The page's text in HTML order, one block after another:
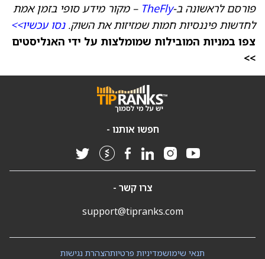
פורסם לראשונה ב-TheFly – מקור מידע סופי בזמן אמת
לחדשות פיננסיות חמות שמזיזות את השוק.נסו עכשיו>>
צפו במניות המובילות שמומלצות על ידי האנליסטים
>>
חפשו אותנו -
צרו קשר -
support@tipranks.com
הצהרת נגישותמדיניות פרטיותתנאי שימוש